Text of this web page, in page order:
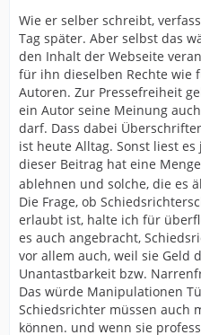
Wie er selber schreibt,
Tag später. Aber selbst das
den Inhalt der Webseite
für ihn dieselben Rechte wie
Autoren. Zur Pressefreiheit
ein Autor seine Meinung
darf. Dass dabei
ist heute Alltag. Sonst liest
dieser Beitrag hat eine
ablehnen und solche, die es
Die Frage, ob
erlaubt ist, halte ich für
es auch angebracht,
vor allem auch, weil sie Geld
Unantastbarkeit bzw.
Das würde Manipulationen
Schiedsrichter müssen auch
können. und wenn sie